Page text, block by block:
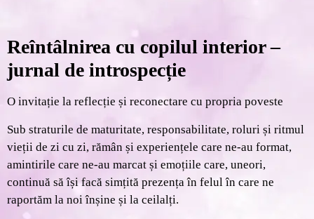
Reîntâlnirea cu copilul interior –
jurnal de introspecție
O invitație la reflecție și reconectare cu propria poveste
Sub straturile de maturitate, responsabilitate, roluri și ritmul
vieții de zi cu zi, rămân și experiențele care ne-au format,
amintirile care ne-au marcat și emoțiile care, uneori,
continuă să își facă simțită prezența în felul în care ne
raportăm la noi înșine și la ceilalți.